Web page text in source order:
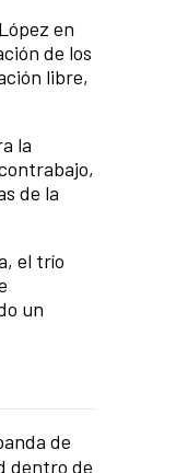
en
de los
libre,
la
de la
el trío
un
de
dentro de